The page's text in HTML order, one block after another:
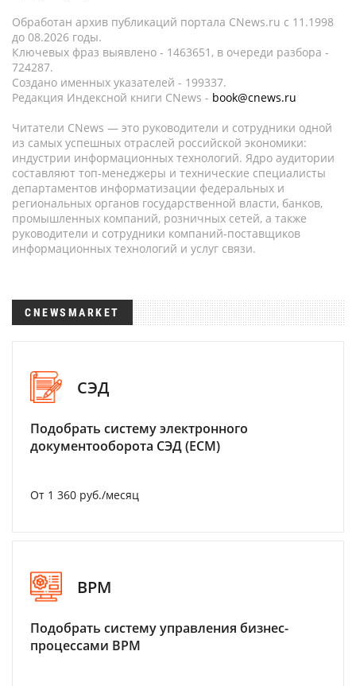
Обработан архив публикаций портала CNews.ru c 11.1998
до 08.2026 годы.
Ключевых фраз выявлено - 1463651, в очереди разбора -
724287.
Создано именных указателей - 199337.
Редакция Индексной книги CNews - book@cnews.ru
Читатели CNews — это руководители и сотрудники одной
из самых успешных отраслей российской экономики:
индустрии информационных технологий. Ядро аудитории
составляют топ-менеджеры и технические специалисты
департаментов информатизации федеральных и
региональных органов государственной власти, банков,
промышленных компаний, розничных сетей, а также
руководители и сотрудники компаний-поставщиков
информационных технологий и услуг связи.
CNEWSMARKET
СЭД
Подобрать систему электронного
документооборота СЭД (ECM)
От 1 360 руб./месяц
BPM
Подобрать систему управления бизнес-
процессами BPM